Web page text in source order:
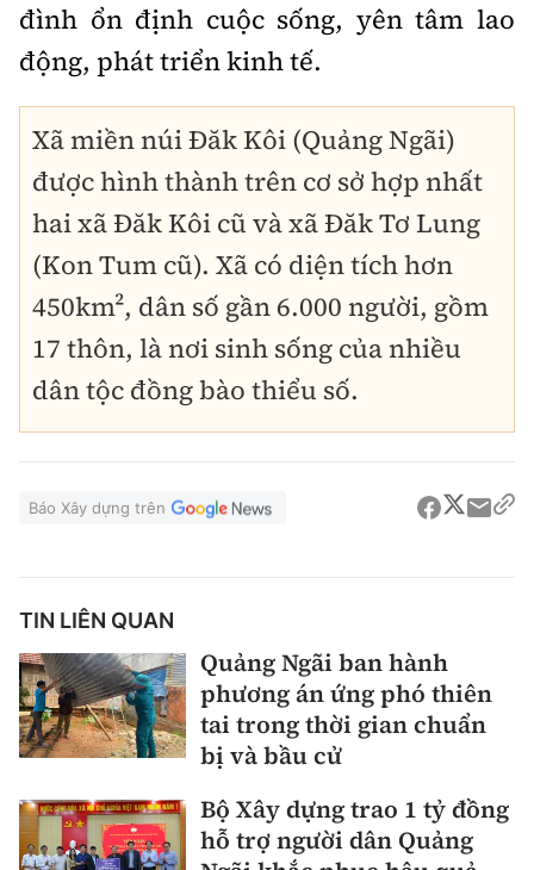
đình ổn định cuộc sống, yên tâm lao
động, phát triển kinh tế.
Xã miền núi Đăk Kôi (Quảng Ngãi)
được hình thành trên cơ sở hợp nhất
hai xã Đăk Kôi cũ và xã Đăk Tơ Lung
(Kon Tum cũ). Xã có diện tích hơn
450km², dân số gần 6.000 người, gồm
17 thôn, là nơi sinh sống của nhiều
dân tộc đồng bào thiểu số.
Báo Xây dựng trên
TIN LIÊN QUAN
Quảng Ngãi ban hành
phương án ứng phó thiên
tai trong thời gian chuẩn
bị và bầu cử
Bộ Xây dựng trao 1 tỷ đồng
hỗ trợ người dân Quảng